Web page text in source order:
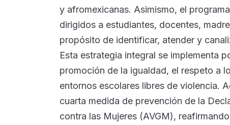
y afromexicanas. Asimismo, el
dirigidos a estudiantes, docentes,
propósito de identificar, atender y
Esta estrategia integral se implementa
promoción de la igualdad, el respeto a
entornos escolares libres de violencia.
cuarta medida de prevención de la
contra las Mujeres (AVGM),